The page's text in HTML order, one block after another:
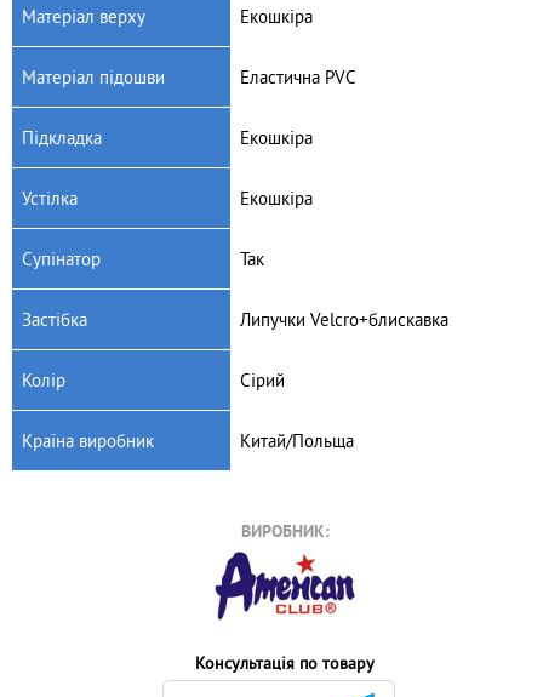
Матеріал верху Екошкіра
Матеріал підошви Еластична PVC
Підкладка Екошкіра
Устілка Екошкіра
Супінатор Так
Застібка Липучки Velcro+блискавка
Колір Сірий
Країна виробник Китай/Польща
ВИРОБНИК:
Консультація по товару